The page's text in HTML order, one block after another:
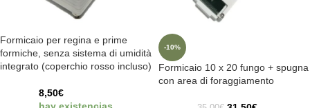
Formicaio per regina e prime
formiche, senza sistema di umidità
integrato (coperchio rosso incluso)
8,50€
-10%
Formicaio 10 x 20 fungo + spugna
con area di foraggiamento